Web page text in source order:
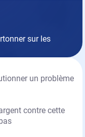
sur les
un problème
contre cette